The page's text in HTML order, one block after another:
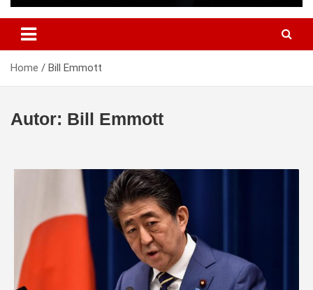
Home Bill Emmott
Autor: Bill Emmott